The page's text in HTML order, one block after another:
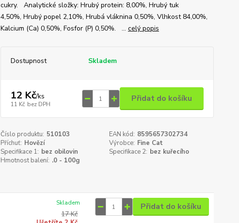
cukry. Analytické složky: Hrubý protein: 8,00%, Hrubý tuk
4,50%, Hrubý popel 2,10%, Hrubá vláknina 0,50%, Vlhkost 84,00%,
Kalcium (Ca) 0,50%, Fosfor (P) 0,50%. ... celý popis
Dostupnost Skladem
12 Kč/ks
11 Kč bez DPH
Přidat do košíku
Číslo produktu: 510103 EAN kód: 8595657302734
Příchuť: Hovězí Výrobce: Fine Cat
Specifikace 1: bez obilovin Specifikace 2: bez kuřecího
Hmotnost balení: .0 - 100g
17 Kč
Skladem Přidat do košíku